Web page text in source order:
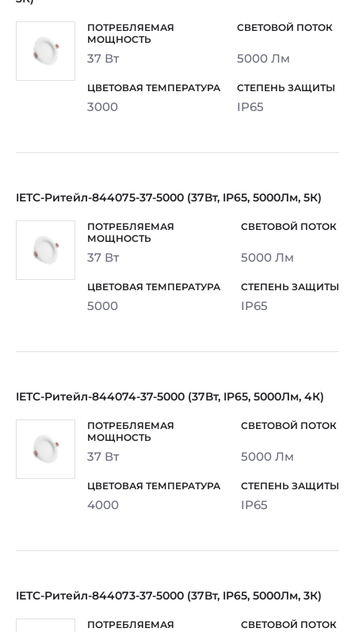
37 Вт 5000 Лм
3000 IP65
IETC-Ритейл-844075-37-5000 (37Вт, IP65, 5000Лм, 5К)
37 Вт 5000 Лм
5000 IP65
IETC-Ритейл-844074-37-5000 (37Вт, IP65, 5000Лм, 4К)
37 Вт 5000 Лм
4000 IP65
IETC-Ритейл-844073-37-5000 (37Вт, IP65, 5000Лм, 3К)